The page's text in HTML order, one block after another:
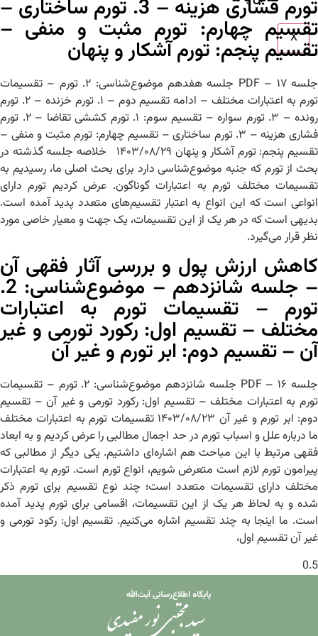
X
تورم فشاری هزینه – 3. تورم ساختاری –
تقسیم چهارم: تورم مثبت و منفی –
تقسیم پنجم: تورم آشکار و پنهان
جلسه ۱۷ – PDF جلسه هفدهم موضوع‌شناسی: ۲. تورم – تقسیمات
تورم به اعتبارات مختلف – ادامه تقسیم دوم – ۱. تورم خزنده – ۲. تورم
رونده – ۳. تورم سواره – تقسیم سوم: ۱. تورم کششی تقاضا – ۲. تورم
فشاری هزینه – ۳. تورم ساختاری – تقسیم چهارم: تورم مثبت و منفی –
تقسیم پنجم: تورم آشکار و پنهان ۱۴۰۳/۰۸/۲۹ خلاصه جلسه گذشته در
بحث از تورم که جنبه موضوع‌شناسی دارد برای بحث اصلی ما، رسیدیم به
تقسیمات مختلف تورم به اعتبارات گوناگون. عرض کردیم تورم دارای
انواعی است که این انواع به اعتبار تقسیم‌های متعدد پدید آمده است.
بدیهی است که در هر یک از این تقسیمات، یک جهت و معیار خاصی مورد
نظر قرار می‌گیرد.
کاهش ارزش پول و بررسی آثار فقهی آن
– جلسه شانزدهم – موضوع‌شناسی: 2.
تورم – تقسیمات تورم به اعتبارات
مختلف – تقسیم اول: رکورد تورمی و غیر
آن – تقسیم دوم: ابر تورم و غیر آن
جلسه ۱۶ – PDF جلسه شانزدهم موضوع‌شناسی: ۲. تورم – تقسیمات
تورم به اعتبارات مختلف – تقسیم اول: رکورد تورمی و غیر آن – تقسیم
دوم: ابر تورم و غیر آن ۱۴۰۳/۰۸/۲۳ تقسیمات تورم به اعتبارات مختلف
ما درباره علل و اسباب تورم در حد اجمال مطالبی را عرض کردیم و به ابعاد
فقهی مرتبط با این مباحث هم اشاره‌ای داشتیم. یکی دیگر از مطالبی که
پیرامون تورم لازم است متعرض شویم، انواع تورم است. تورم به اعتبارات
مختلف دارای تقسیمات متعدد است؛ چند نوع تقسیم برای تورم ذکر
شده و به لحاظ هر یک از این تقسیمات، اقسامی برای تورم پدید آمده
است. ما اینجا به چند تقسیم اشاره می‌کنیم. تقسیم اول: رکود تورمی و
غیر آن تقسیم اول،